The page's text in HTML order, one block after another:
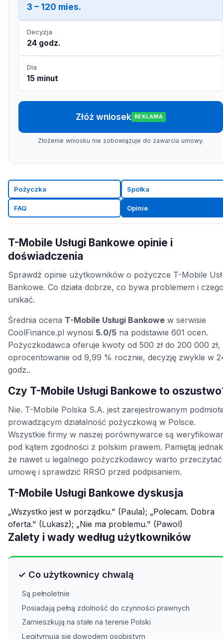
3 – 120 mies.
Decyzja
24 godz.
Dla
15 minut
Złóż wniosek REKLAMA
Złożenie wniosku nie zobowiązuje do zawarcia umowy.
Pożyczka Spółka
FAQ Opinie
T-Mobile Usługi Bankowe opinie i
doświadczenia
Sprawdź opinie użytkowników o pożyczce T-Mobile
Bankowe. Co działa dobrze, co bywa problemem i
unikać.
Średnia ocena T-Mobile Usługi Bankowe w serwisie
CoolFinance.pl wynosi 5.0/5 na podstawie 601 ocen.
Pożyczkodawca oferuje kwoty od 500 zł do 200 000 zł,
oprocentowanie od 9,99 % rocznie, decyzję zwykle w
godz..
Czy T-Mobile Usługi Bankowe to
Nie. T-Mobile Polska S.A. jest zarejestrowanym
prowadzącym działalność pożyczkową w Polsce.
Wszystkie firmy w naszej porównywarce są
pod kątem zgodności z polskim prawem. Pamiętaj
że nawet u legalnego pożyczkodawcy warto przeczytać
umowę i sprawdzić RRSO przed podpisaniem.
T-Mobile Usługi Bankowe dyskusja
„Wszystko jest w porządku." (Paula); „Polecam. Dobra
oferta." (Lukasz); „Nie ma problemu." (Pawol)
Zalety i wady według użytkowników
✓ Co użytkownicy chwalą
Są pełnoletnie
Posiadają pełną zdolność do czynności prawnych
Zamieszkują na stałe na terenie Polski
Legitymują się dowodem osobistym